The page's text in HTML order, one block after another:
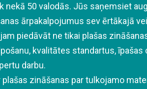
nekā 50 valodās. Jūs saņemsiet
ārpakalpojumus sev ērtākajā
piedāvāt ne tikai plašas
kvalitātes standartus, īpašas
darbu.
plašas zināšanas par tulkojamo